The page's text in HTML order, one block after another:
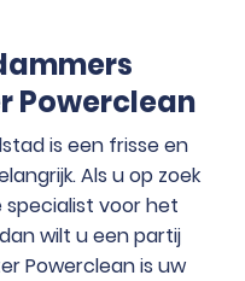
Powerclean
is een frisse en
Als u op zoek
voorhet
wilt u een partij
Powerclean is uw